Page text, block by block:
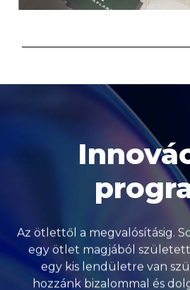
Az ötlettől a megvalósításig.
egy ötlet magjából
egy kis lendületre van
hozzánk bizalommal és